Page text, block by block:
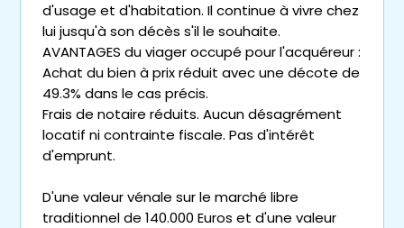
d'usage et d'habitation. Il continue à vivre chez
lui jusqu'à son décès s'il le souhaite.
AVANTAGES du viager occupé pour l'acquéreur :
Achat du bien à prix réduit avec une décote de
49.3% dans le cas précis.
Frais de notaire réduits. Aucun désagrément
locatif ni contrainte fiscale. Pas d'intérêt
d'emprunt.
D'une valeur vénale sur le marché libre
traditionnel de 140.000 Euros et d'une valeur